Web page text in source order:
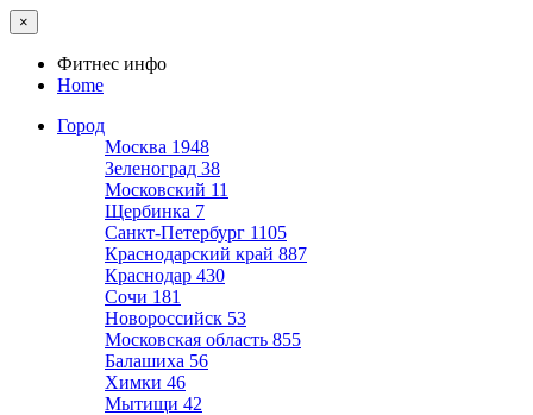
×
Фитнес инфо
Home
Город
Москва 1948
Зеленоград 38
Московский 11
Щербинка 7
Санкт-Петербург 1105
Краснодарский край 887
Краснодар 430
Сочи 181
Новороссийск 53
Московская область 855
Балашиха 56
Химки 46
Мытищи 42